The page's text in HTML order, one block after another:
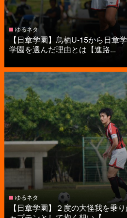
ゆるネタ
【日章学園】鳥栖U-15から日章
学園を選んだ理由とは【進路...
ゆるネタ
【日章学園】２度の大怪我を乗